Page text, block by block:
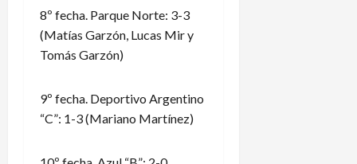
8º fecha. Parque Norte: 3-3
(Matías Garzón, Lucas Mir y
Tomás Garzón)
9º fecha. Deportivo Argentino
“C”: 1-3 (Mariano Martínez)